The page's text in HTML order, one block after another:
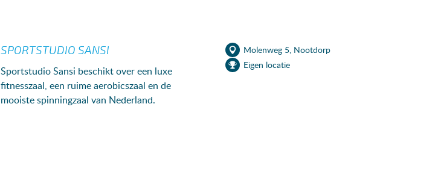
SPORTSTUDIO SANSI
Sportstudio Sansi beschikt over een luxe
fitnesszaal, een ruime aerobicszaal en de
mooiste spinningzaal van Nederland.
Molenweg 5, Nootdorp
Eigen locatie